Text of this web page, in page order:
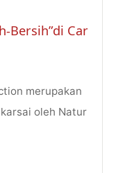
Bersih”di Car
merupakan
oleh Natur